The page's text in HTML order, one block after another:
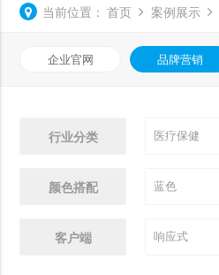
当前位置： 首页 案例展示
企业官网 品牌营销
行业分类
颜色搭配
客户端